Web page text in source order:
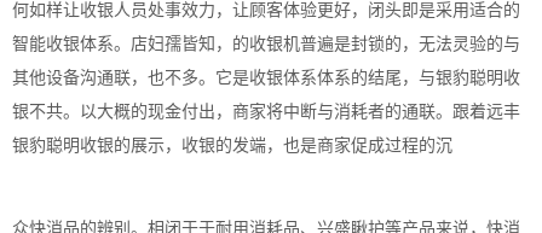
何如样让收银人员处事效力，让顾客体验更好，闭头即是采用适合的
智能收银体系。店妇孺皆知，的收银机普遍是封锁的，无法灵验的与
其他设备沟通联，也不多。它是收银体系体系的结尾，与银豹聪明收
银不共。以大概的现金付出，商家将中断与消耗者的通联。跟着远丰
银豹聪明收银的展示，收银的发端，也是商家促成过程的沉
众快消品的辨别。相闭于于耐用消耗品、兴盛瞅护等产品来说，快消